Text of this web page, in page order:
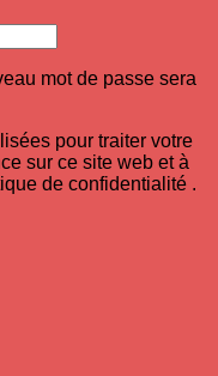
mot de passe sera
pour traiter votre
sur ce site web et à
de confidentialité .